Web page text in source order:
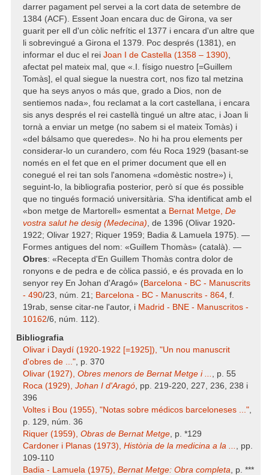
darrer pagament pel servei a la cort data de setembre de
1384 (ACF). Essent Joan encara duc de Girona, va ser
guarit per ell d'un còlic nefrític el 1377 i encara d'un altre que
li sobrevingué a Girona el 1379. Poc després (1381), en
informar el duc el rei Joan I de Castella (1358 – 1390),
afectat pel mateix mal, que «.I. físigo nuestro [=Guillem
Tomàs], el qual siegue la nuestra cort, nos fizo tal metzina
que ha seys anyos o más que, grado a Dios, non de
sentiemos nada», fou reclamat a la cort castellana, i encara
sis anys després el rei castellà tingué un altre atac, i Joan li
tornà a enviar un metge (no sabem si el mateix Tomàs) i
«del bálsamo que queredes». No hi ha prou elements per
considerar-lo un curandero, com féu Roca 1929 (basant-se
només en el fet que en el primer document que ell en
conegué el rei tan sols l'anomena «domèstic nostre») i,
seguint-lo, la bibliografia posterior, però sí que és possible
que no tingués formació universitària. S'ha identificat amb el
«bon metge de Martorell» esmentat a Bernat Metge, De
vostra salut he desig (Medecina), de 1396 (Olivar 1920-
1922; Olivar 1927; Riquer 1959; Badia & Lamuela 1975). —
Formes antigues del nom: «Guillem Thomàs» (català). —
Obres: «Recepta d'En Guillem Thomàs contra dolor de
ronyons e de pedra e de còlica passió, e és provada en lo
senyor rey En Johan d'Aragó» (Barcelona - BC - Manuscrits
- 490/23, núm. 21; Barcelona - BC - Manuscrits - 864, f.
19rab, sense citar-ne l'autor, i Madrid - BNE - Manuscritos -
10162/6, núm. 112).
Bibliografia
Olivar i Daydí (1920-1922 [=1925]), "Un nou manuscrit
d'obres de ...", p. 370
Olivar (1927), Obres menors de Bernat Metge i ... , p. 55
Roca (1929), Johan I d'Aragó, pp. 219-220, 227, 236, 238 i
396
Voltes i Bou (1955), "Notas sobre médicos barceloneses ...",
p. 129, núm. 36
Riquer (1959), Obras de Bernat Metge, p. *129
Cardoner i Planas (1973), Història de la medicina a la ... , pp.
109-110
Badia - Lamuela (1975), Bernat Metge: Obra completa, p. ***